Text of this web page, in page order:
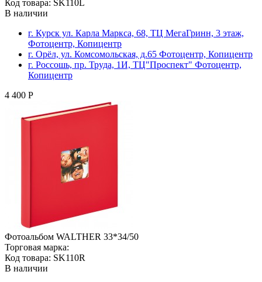
Код товара: SK110L
В наличии
г. Курск ул. Карла Маркса, 68, ТЦ МегаГринн, 3 этаж,
Фотоцентр, Копицентр
г. Орёл, ул. Комсомольская, д.65 Фотоцентр, Копицентр
г. Россошь, пр. Труда, 1И, ТЦ"Проспект" Фотоцентр,
Копицентр
4 400 Р
Фотоальбом WALTHER 33*34/50
Торговая марка:
Код товара: SK110R
В наличии